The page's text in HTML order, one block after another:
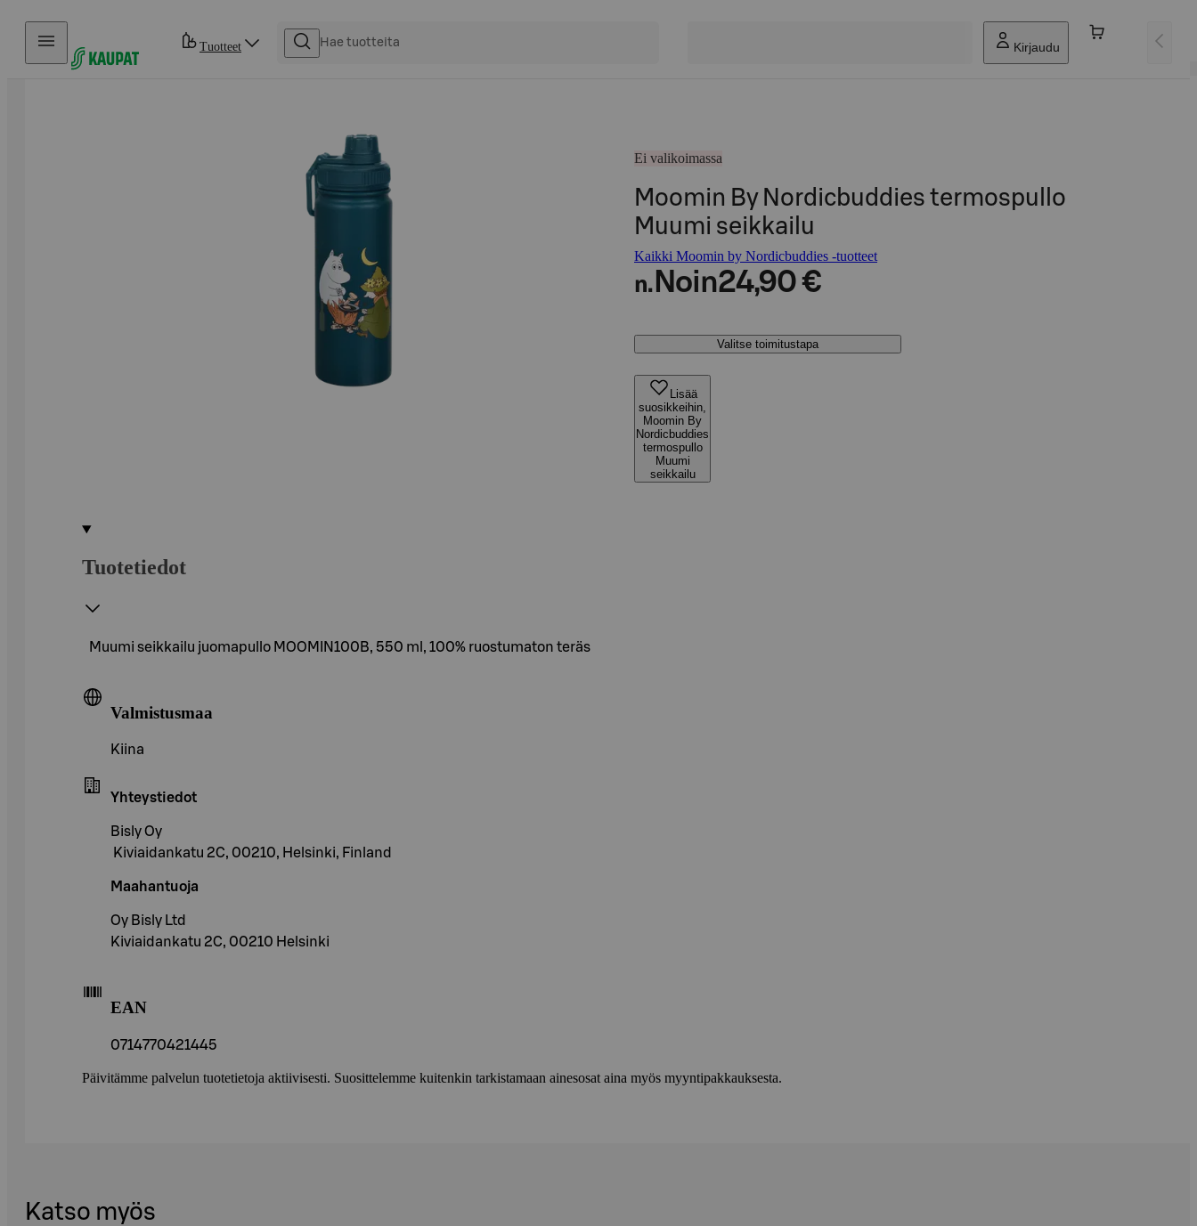
Hyppää sisältöön
Tuotteet Kirjaudu
Ei valikoimassa
Moomin By Nordicbuddies termospullo
Muumi seikkailu
Kaikki Moomin by Nordicbuddies -tuotteet
n. Noin24,90 €
Valitse toimitustapa
Lisää
suosikkeihin,
Moomin By
Nordicbuddies
termospullo
Muumi
seikkailu
Tuotetiedot
Muumi seikkailu juomapullo MOOMIN100B, 550 ml, 100% ruostumaton teräs
Valmistusmaa
Kiina
Yhteystiedot
Bisly Oy
Kiviaidankatu 2C, 00210, Helsinki, Finland
Maahantuoja
Oy Bisly Ltd
Kiviaidankatu 2C, 00210 Helsinki
EAN
0714770421445
Päivitämme palvelun tuotetietoja aktiivisesti. Suosittelemme kuitenkin tarkistamaan ainesosat aina myös myyntipakkauksesta.
Katso myös